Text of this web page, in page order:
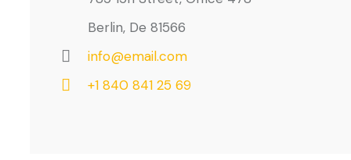
Berlin, De 81566
info@email.com
+1 840 841 25 69